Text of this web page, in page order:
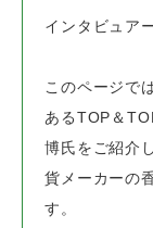
インタビュア
このページで
あるTOP＆
博氏をご紹介
貨メーカーの
す。